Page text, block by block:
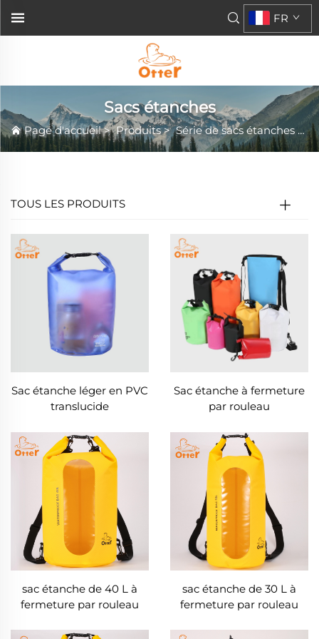
FR
Sacs étanches
Page d'accueil>Produits>Série de sacs étanches
TOUS LES PRODUITS
Sac étanche léger en PVC
translucide
Sac étanche à fermeture
par rouleau
sac étanche de 40 L à
fermeture par rouleau
sac étanche de 30 L à
fermeture par rouleau